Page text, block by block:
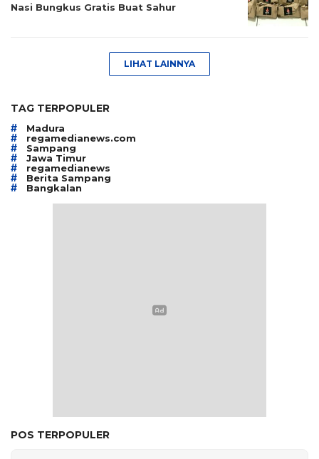
Nasi Bungkus Gratis Buat Sahur
LIHAT LAINNYA
TAG TERPOPULER
# Madura
# regamedianews.com
# Sampang
# Jawa Timur
# regamedianews
# Berita Sampang
# Bangkalan
POS TERPOPULER